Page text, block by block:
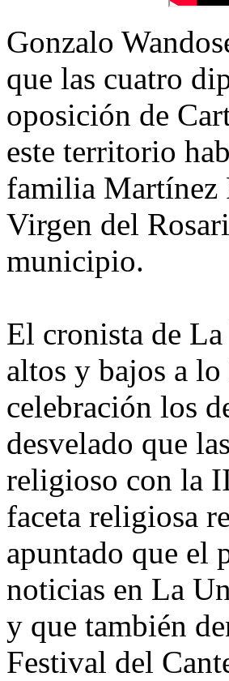
Gonzalo
que las cuatro
oposición de
este territorio
familia Martínez
Virgen del
municipio.
El cronista de
altos y bajos a
celebración los
desvelado que
religioso con la
faceta religiosa
apuntado que el
noticias en La
y que también
Festival del